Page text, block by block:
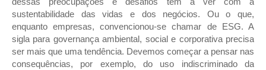
dessas preocupações e desafios tem a ver com a
sustentabilidade das vidas e dos negócios. Ou o que,
enquanto empresas, convencionou-se chamar de ESG. A
sigla para governança ambiental, social e corporativa precisa
ser mais que uma tendência. Devemos começar a pensar nas
consequências, por exemplo, do uso indiscriminado da